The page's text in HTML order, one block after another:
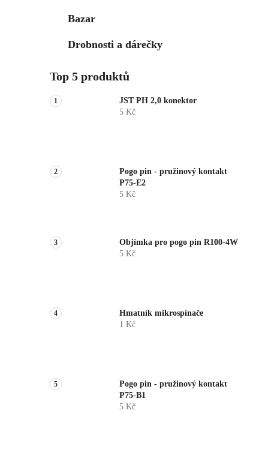
Bazar
Drobnosti a dárečky
Top 5 produktů
JST PH 2,0 konektor
5 Kč
Pogo pin - pružinový kontakt
P75-E2
5 Kč
Objímka pro pogo pin R100-4W
5 Kč
Hmatník mikrospínače
1 Kč
Pogo pin - pružinový kontakt
P75-B1
5 Kč